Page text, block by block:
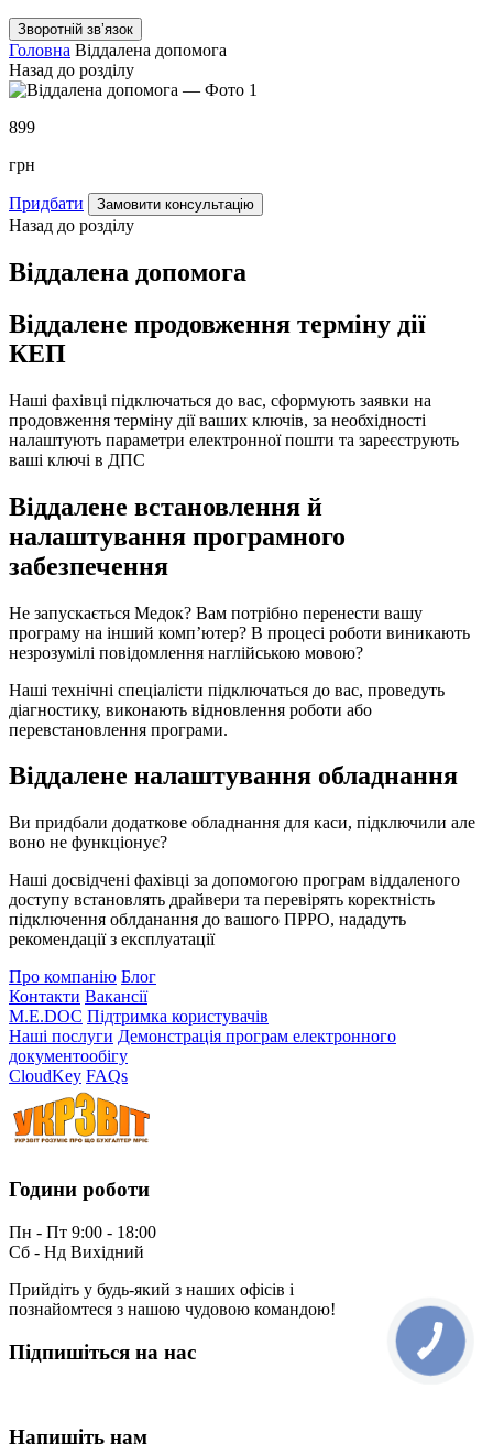
Зворотній звʼязок
Головна Віддалена допомога
Назад до розділу
899
грн
Придбати Замовити консультацію
Назад до розділу
Віддалена допомога
Віддалене продовження терміну дії
КЕП
Наші фахівці підключаться до вас, сформують заявки на
продовження терміну дії ваших ключів, за необхідності
налаштують параметри електронної пошти та зареєструють
ваші ключі в ДПС
Віддалене встановлення й
налаштування програмного
забезпечення
Не запускається Медок? Вам потрібно перенести вашу
програму на інший комп’ютер? В процесі роботи виникають
незрозумілі повідомлення наглійською мовою?
Наші технічні спеціалісти підключаться до вас, проведуть
діагностику, виконають відновлення роботи або
перевстановлення програми.
Віддалене налаштування обладнання
Ви придбали додаткове обладнання для каси, підключили але
воно не функціонує?
Наші досвідчені фахівці за допомогою програм віддаленого
доступу встановлять драйвери та перевірять коректність
підключення облданання до вашого ПРРО, нададуть
рекомендації з експлуатації
Про компанію Блог
Контакти Вакансії
M.E.DOC Підтримка користувачів
Наші послуги Демонстрація програм електронного
документообігу
CloudKey FAQs
Години роботи
Пн - Пт 9:00 - 18:00
Сб - Нд Вихідний
Прийдіть у будь-який з наших офісів і
познайомтеся з нашою чудовою командою!
Підпишіться на нас
Напишіть нам
КНОПКА
ЗВ'ЯЗКУ